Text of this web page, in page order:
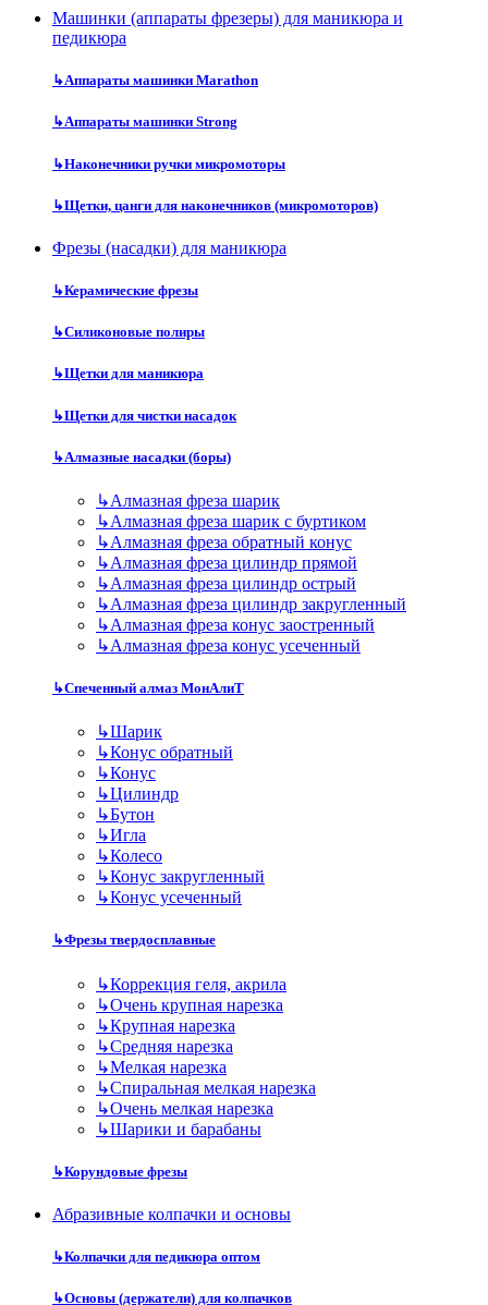
Машинки (аппараты фрезеры) для маникюра и
педикюра
↳Аппараты машинки Marathon
↳Аппараты машинки Strong
↳Наконечники ручки микромоторы
↳Щетки, цанги для наконечников (микромоторов)
Фрезы (насадки) для маникюра
↳Керамические фрезы
↳Силиконовые полиры
↳Щетки для маникюра
↳Щетки для чистки насадок
↳Алмазные насадки (боры)
↳Алмазная фреза шарик
↳Алмазная фреза шарик с буртиком
↳Алмазная фреза обратный конус
↳Алмазная фреза цилиндр прямой
↳Алмазная фреза цилиндр острый
↳Алмазная фреза цилиндр закругленный
↳Алмазная фреза конус заостренный
↳Алмазная фреза конус усеченный
↳Спеченный алмаз МонАлиТ
↳Шарик
↳Конус обратный
↳Конус
↳Цилиндр
↳Бутон
↳Игла
↳Колесо
↳Конус закругленный
↳Конус усеченный
↳Фрезы твердосплавные
↳Коррекция геля, акрила
↳Очень крупная нарезка
↳Крупная нарезка
↳Средняя нарезка
↳Мелкая нарезка
↳Спиральная мелкая нарезка
↳Очень мелкая нарезка
↳Шарики и барабаны
↳Корундовые фрезы
Абразивные колпачки и основы
↳Колпачки для педикюра оптом
↳Основы (держатели) для колпачков